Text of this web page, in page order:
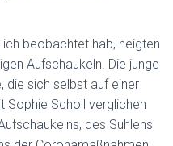
beobachtet hab, neigten
Aufschaukeln. Die junge
die sich selbst auf einer
Sophie Scholl verglichen
des Suhlens